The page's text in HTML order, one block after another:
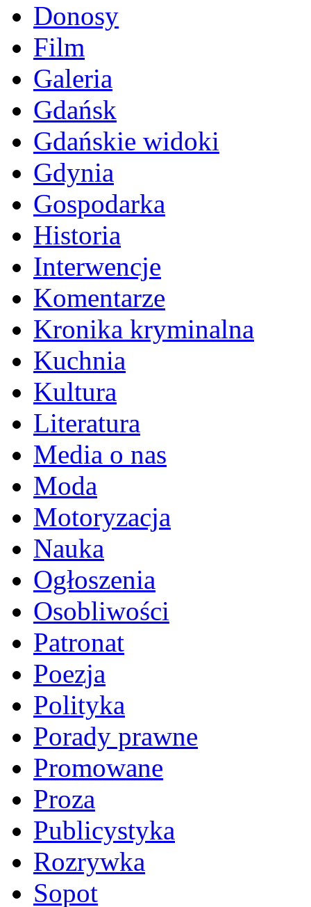
Donosy
Film
Galeria
Gdańsk
Gdańskie widoki
Gdynia
Gospodarka
Historia
Interwencje
Komentarze
Kronika kryminalna
Kuchnia
Kultura
Literatura
Media o nas
Moda
Motoryzacja
Nauka
Ogłoszenia
Osobliwości
Patronat
Poezja
Polityka
Porady prawne
Promowane
Proza
Publicystyka
Rozrywka
Sopot